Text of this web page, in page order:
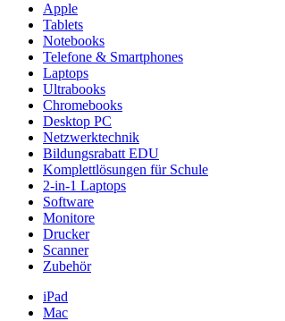
Apple
Tablets
Notebooks
Telefone & Smartphones
Laptops
Ultrabooks
Chromebooks
Desktop PC
Netzwerktechnik
Bildungsrabatt EDU
Komplettlösungen für Schule
2-in-1 Laptops
Software
Monitore
Drucker
Scanner
Zubehör
iPad
Mac